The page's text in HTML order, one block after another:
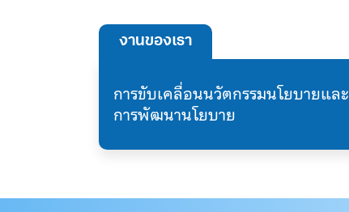
งานของเรา
การขับเคลื่อนนวัตกรรมนโยบายและ
การพัฒนานโยบาย